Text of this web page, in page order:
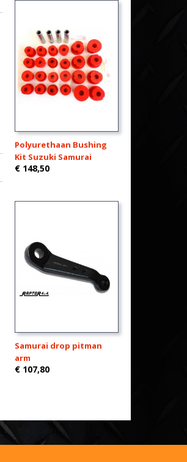
Polyurethaan Bushing
Kit Suzuki Samurai
€ 148,50
Samurai drop pitman
arm
€ 107,80